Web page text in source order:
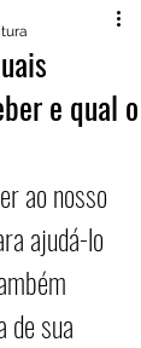
e qual o
ao nosso
ajudá-lo
de sua